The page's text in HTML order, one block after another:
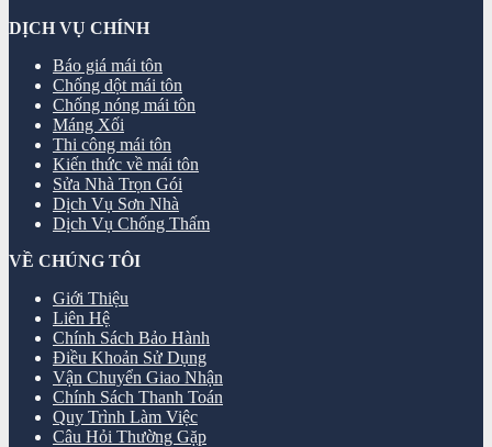
DỊCH VỤ CHÍNH
Báo giá mái tôn
Chống dột mái tôn
Chống nóng mái tôn
Máng Xối
Thi công mái tôn
Kiến thức về mái tôn
Sửa Nhà Trọn Gói
Dịch Vụ Sơn Nhà
Dịch Vụ Chống Thấm
VỀ CHÚNG TÔI
Giới Thiệu
Liên Hệ
Chính Sách Bảo Hành
Điều Khoản Sử Dụng
Vận Chuyển Giao Nhận
Chính Sách Thanh Toán
Quy Trình Làm Việc
Câu Hỏi Thường Gặp